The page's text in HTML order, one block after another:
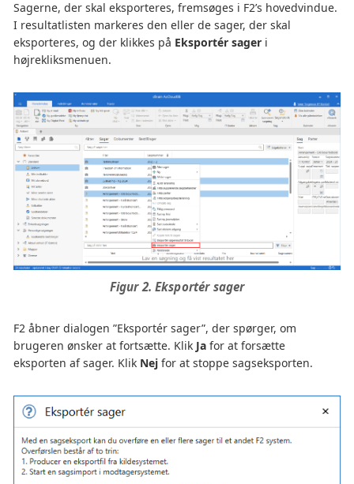
Sagerne, der skal eksporteres, fremsøges i F2’s hovedvindue.
I resultatlisten markeres den eller de sager, der skal
eksporteres, og der klikkes på Eksportér sager i
højrekliksmenuen.
Figur 2. Eksportér sager
F2 åbner dialogen ”Eksportér sager”, der spørger, om
brugeren ønsker at fortsætte. Klik Ja for at forsætte
eksporten af sager. Klik Nej for at stoppe sagseksporten.